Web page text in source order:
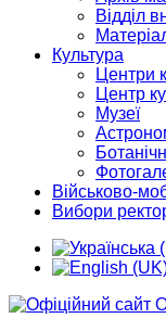
Відділ
Культура
Центри
Центр
Музеї
Військово-
Вибори